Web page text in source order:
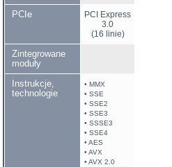
PCIe
PCI Express
3.0
(16 linie)
Zintegrowane
moduły
Instrukcje,
technologie
• MMX
• SSE
• SSE2
• SSE3
• SSSE3
• SSE4
• AES
• AVX
• AVX 2.0